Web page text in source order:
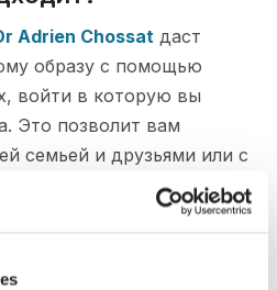
Adrien Chossat даст
образу с помощью
войти в которую вы
Это позволит вам
семьей и друзьями или с
узнать мнение.